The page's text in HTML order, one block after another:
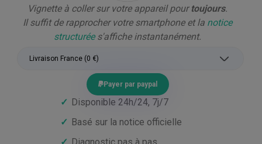
Vignette à coller sur votre appareil pour toujours.
Il suffit de rapprocher votre smartphone et la notice
structurées'affiche instantanément.
Payer par paypal
✓ Disponible 24h/24, 7j/7
✓ Basé sur la notice officielle